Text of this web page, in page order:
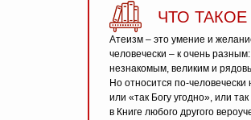
ЧТО
Атеизм – это умение и
человечески – к очень
незнакомым, великим и
Но относится по-человечески
или «так Богу угодно», или
в Книге любого другого